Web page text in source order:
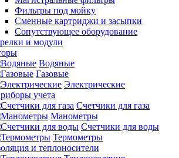
Фильтры под мойку
Сменные картриджи и засыпки
Сопутствующее оборудование
и модули
Водяные
Газовые
Электрические
учета
Счетчики для газа
Манометры
Счетчики для воды
Термометры
и теплоносители